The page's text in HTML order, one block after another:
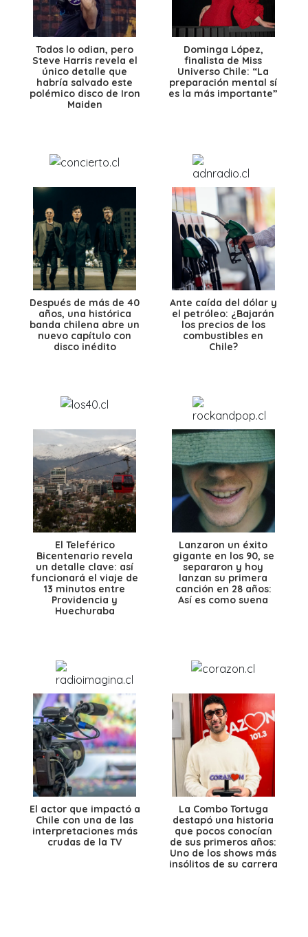
Todos lo odian, pero
Steve Harris revela el
único detalle que
habría salvado este
polémico disco de Iron
Maiden
Dominga López,
finalista de Miss
Universo Chile: “La
preparación mental sí
es la más importante”
Después de más de 40
años, una histórica
banda chilena abre un
nuevo capítulo con
disco inédito
Ante caída del dólar y
el petróleo: ¿Bajarán
los precios de los
combustibles en
Chile?
El Teleférico
Bicentenario revela
un detalle clave: así
funcionará el viaje de
13 minutos entre
Providencia y
Huechuraba
Lanzaron un éxito
gigante en los 90, se
separaron y hoy
lanzan su primera
canción en 28 años:
Así es como suena
El actor que impactó a
Chile con una de las
interpretaciones más
crudas de la TV
La Combo Tortuga
destapó una historia
que pocos conocían
de sus primeros años:
Uno de los shows más
insólitos de su carrera